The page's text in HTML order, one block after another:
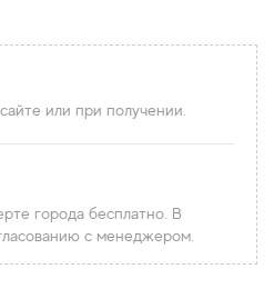
или при получении.
города бесплатно. В
с менеджером.